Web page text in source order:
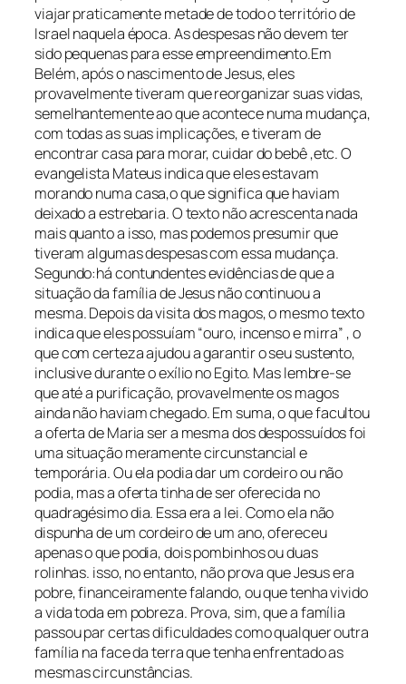
viajar praticamente metade de todo o território de
Israel naquela época. As despesas não devem ter
sido pequenas para esse empreendimento.Em
Belém, após o nascimento de Jesus, eles
provavelmente tiveram que reorganizar suas vidas,
semelhantemente ao que acontece numa mudança,
com todas as suas implicações, e tiveram de
encontrar casa para morar, cuidar do bebê ,etc. O
evangelista Mateus indica que eles estavam
morando numa casa,o que significa que haviam
deixado a estrebaria. O texto não acrescenta nada
mais quanto a isso, mas podemos presumir que
tiveram algumas despesas com essa mudança.
Segundo:há contundentes evidências de que a
situação da família de Jesus não continuou a
mesma. Depois da visita dos magos, o mesmo texto
indica que eles possuíam “ouro, incenso e mirra” , o
que com certeza ajudou a garantir o seu sustento,
inclusive durante o exílio no Egito. Mas lembre-se
que até a purificação, provavelmente os magos
ainda não haviam chegado. Em suma, o que facultou
a oferta de Maria ser a mesma dos despossuídos foi
uma situação meramente circunstancial e
temporária. Ou ela podia dar um cordeiro ou não
podia, mas a oferta tinha de ser oferecida no
quadragésimo dia. Essa era a lei. Como ela não
dispunha de um cordeiro de um ano, ofereceu
apenas o que podia, dois pombinhos ou duas
rolinhas. isso, no entanto, não prova que Jesus era
pobre, financeiramente falando, ou que tenha vivido
a vida toda em pobreza. Prova, sim, que a família
passou par certas dificuldades como qualquer outra
família na face da terra que tenha enfrentado as
mesmas circunstâncias.